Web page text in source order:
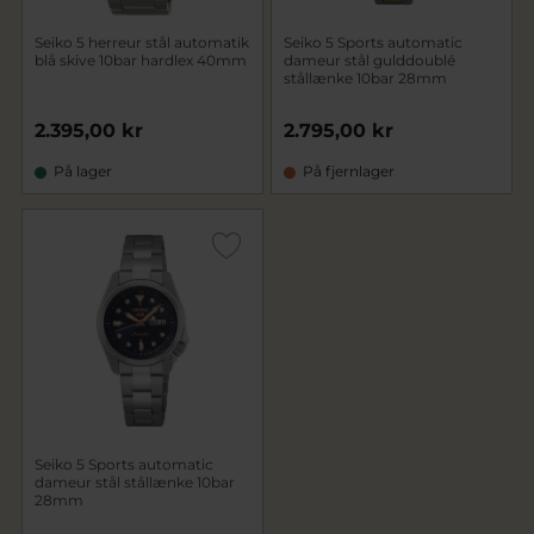
Seiko 5 herreur stål automatik
blå skive 10bar hardlex 40mm
2.395,00 kr
På lager
Seiko 5 Sports automatic
dameur stål gulddoublé
stållænke 10bar 28mm
2.795,00 kr
På fjernlager
Seiko 5 Sports automatic
dameur stål stållænke 10bar
28mm